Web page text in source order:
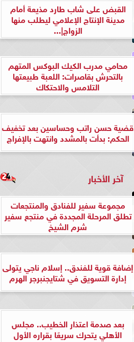
القبض على شاب طارد مذيعة أمام
مدينة الإنتاج الإعلامي ليطلب منها
الزواج|...
محامي مدرب الكيك البوكس المتهم
بالتحرش بقاصرات: اللعبة طبيعتها
التلامس والاحتكاك
قضية حسن راتب وحساسين بعد تخفيف
الحكم: بدأت بالمشدد وانتهت بالإفراج
آخر الأخبار
مجموعة سفير للفنادق والمنتجعات
تطلق المرحلة المجددة في منتجع سفير
شرم الشيخ
إضافة قوية للفندق.. إسلام ناجي يتولى
إدارة التسويق في شتايجنبرجر الهرم
بعد صدمة اعتذار الخطيب.. مجلس
الأهلي يتحرك سريعًا بقراره الأول